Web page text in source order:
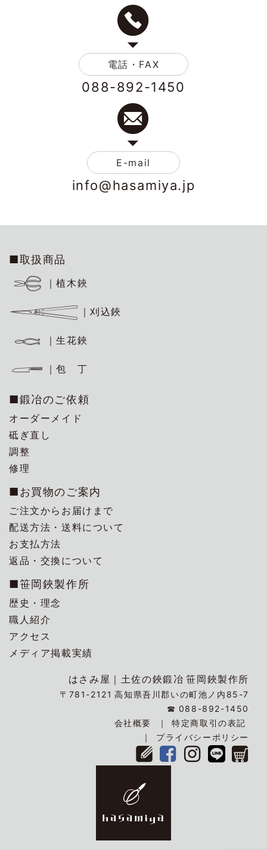
電話・FAX
088-892-1450
E-mail
info@hasamiya.jp
■取扱商品
｜植木鋏
｜刈込鋏
｜生花鋏
｜包 丁
■鍛冶のご依頼
オーダーメイド
砥ぎ直し
調整
修理
■お買物のご案内
ご注文からお届けまで
配送方法・送料について
お支払方法
返品・交換について
■笹岡鋏製作所
歴史・理念
職人紹介
アクセス
メディア掲載実績
はさみ屋｜ 土佐の鋏鍛冶 笹岡鋏製作所
〒781-2121 高知県吾川郡いの町池ノ内85-7
☎ 088-892-1450
会社概要
特定商取引の表記
プライバシーポリシー